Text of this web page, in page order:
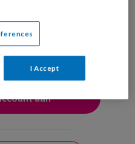
worden toegevoegd aan
met onsprivacy statement
I Accept